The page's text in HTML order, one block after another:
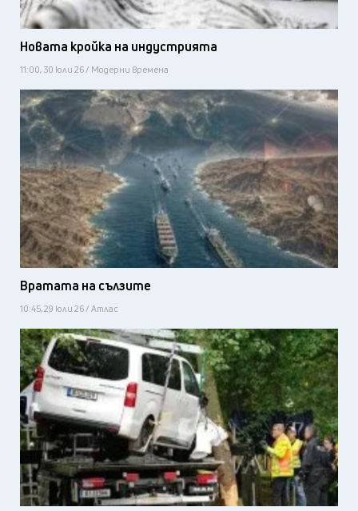
Новата кройка на индустрията
11:00, 30 юли 26 / Модерни времена
Вратата на сълзите
10:45, 29 юли 26 / Атлас